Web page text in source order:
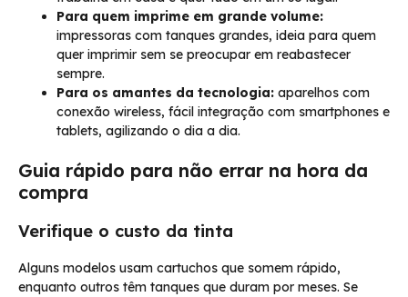
Para quem imprime em grande volume:
impressoras com tanques grandes, ideia para quem
quer imprimir sem se preocupar em reabastecer
sempre.
Para os amantes da tecnologia: aparelhos com
conexão wireless, fácil integração com smartphones e
tablets, agilizando o dia a dia.
Guia rápido para não errar na hora da
compra
Verifique o custo da tinta
Alguns modelos usam cartuchos que somem rápido,
enquanto outros têm tanques que duram por meses. Se